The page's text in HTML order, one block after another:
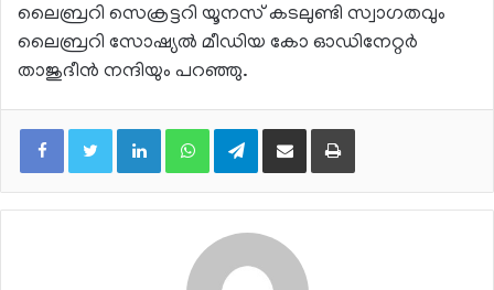
ലൈബ്രറി സെക്രട്ടറി യൂനസ് കടലുണ്ടി സ്വാഗതവും
ലൈബ്രറി സോഷ്യൽ മീഡിയ കോ ഓഡിനേറ്റർ
താജുദീൻ നന്ദിയും പറഞ്ഞു.
LinkedInWhatsAppTelegramShare via Email Print